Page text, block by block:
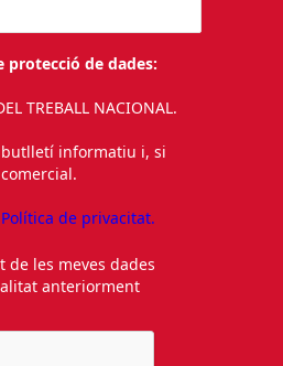
protecció de dades:
TREBALL NACIONAL.
informatiu i, si
Política de privacitat.
de les meves dades
anteriorment